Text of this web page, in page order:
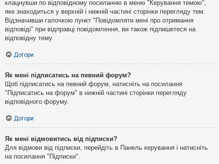
клацнувши по відповідному посиланню в меню "Керування темою",
яке знаходиться у верхній і нижній частині сторінки перегляду тем.
Відзначивши галочкою пункт "Повідомляти мені про отримання
відповіді" при відправці повідомлення, ви також підпишетеся на
відповідну тему.
Догори
Як мені підписатись на певний форум?
Щоб підписатись на певний форум, натисніть на посилання
"Підписатись на форум" в нижній частині сторінки перегляду
відповідного форуму.
Догори
Як мені відмовитись від підписки?
Для відмови від підписки, перейдіть в Панель керування і натисніть
на посилання "Підписки".